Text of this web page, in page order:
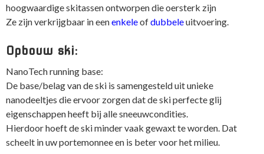
hoogwaardige skitassen ontworpen die oersterk zijn
Ze zijn verkrijgbaar in eenenkeleofdubbeleuitvoering.
Opbouw ski:
NanoTech running base:
De base/belag van de ski is samengesteld uit unieke
nanodeeltjes die ervoor zorgen dat de ski perfecte glij
eigenschappen heeft bij alle sneeuwcondities.
Hierdoor hoeft de ski minder vaak gewaxt te worden. Dat
scheelt in uw portemonnee en is beter voor het milieu.